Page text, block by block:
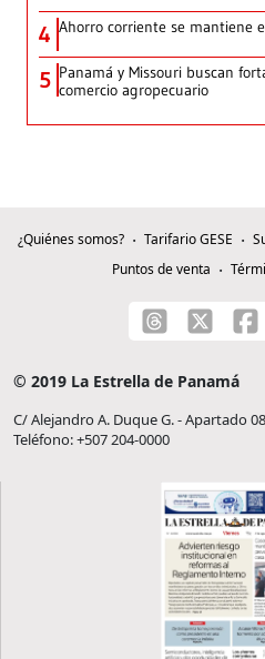
4 Ahorro corriente se mantiene
5 Panamá y Missouri buscan
comercio agropecuario
¿Quiénes somos? Tarifario GESE
Puntos de venta
© 2019 La Estrella de Panamá
C/ Alejandro A. Duque G. - Apartado
Teléfono: +507 204-0000